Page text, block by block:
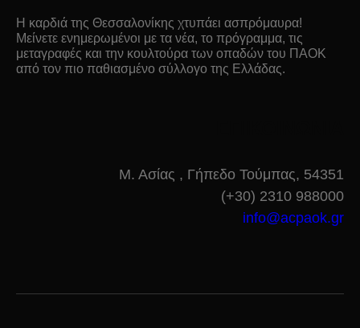
Η καρδιά της Θεσσαλονίκης χτυπάει ασπρόμαυρα!
Μείνετε ενημερωμένοι με τα νέα, το πρόγραμμα, τις
μεταγραφές και την κουλτούρα των οπαδών του ΠΑΟΚ
από τον πιο παθιασμένο σύλλογο της Ελλάδας.
Μ. Ασίας , Γήπεδο Τούμπας, 54351
(+30) 2310 988000
info@acpaok.gr